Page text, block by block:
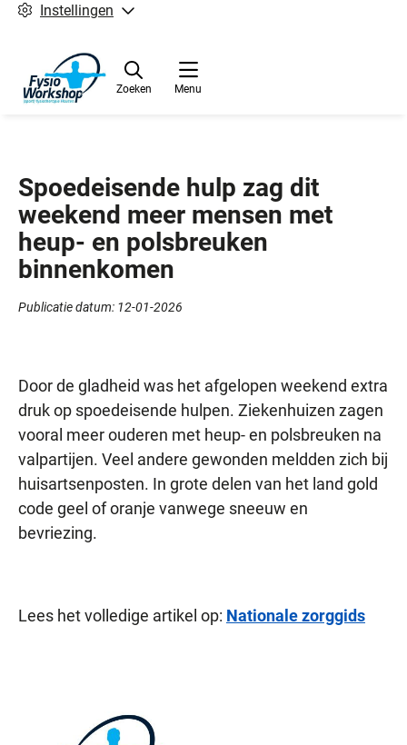
Instellingen
Menu
Zoeken
Spoedeisende hulp zag dit
weekend meer mensen met
heup- en polsbreuken
binnenkomen
Publicatie datum: 12-01-2026
Door de gladheid was het afgelopen weekend extra
druk op spoedeisende hulpen. Ziekenhuizen zagen
vooral meer ouderen met heup- en polsbreuken na
valpartijen. Veel andere gewonden meldden zich bij
huisartsenposten. In grote delen van het land gold
code geel of oranje vanwege sneeuw en
bevriezing.
Lees het volledige artikel op: Nationale zorggids